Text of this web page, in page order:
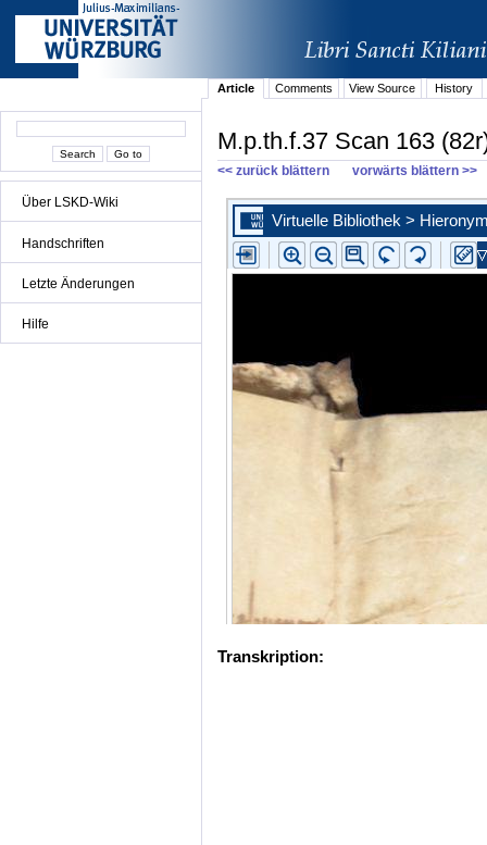
Über LSKD-Wiki
Handschriften
Letzte Änderungen
Hilfe
Article Comments View Source History
M.p.th.f.37 Scan 163
<< zurück blättern vorwärts blättern >>
Transkription: